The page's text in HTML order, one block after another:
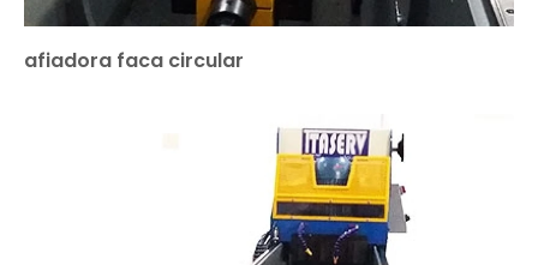
afiadora faca circular